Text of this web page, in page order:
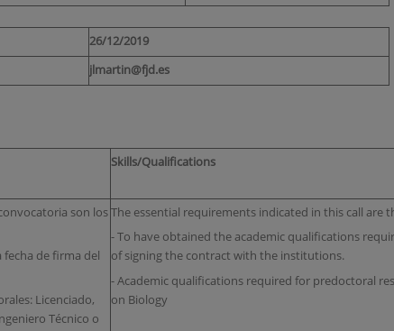
26/12/2019
jlmartin@fjd.es
Skills/Qualifications
son los
fecha de firma del
Licenciado,
Técnico o
The essential requirements indicated in this call are
- To have obtained the academic qualifications
of signing the contract with the institutions.
- Academic qualifications required for predoctoral
on Biology